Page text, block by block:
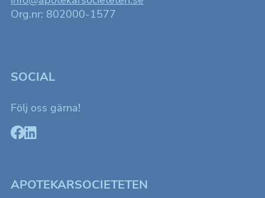
Org.nr: 802000-1577
SOCIAL
Följ oss gärna!
APOTEKARSOCIETETEN